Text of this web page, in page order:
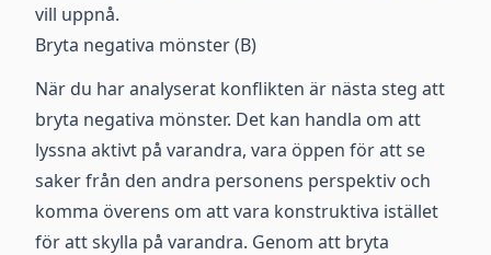
vill uppnå.
Bryta negativa mönster (B)
När du har analyserat konflikten är nästa steg att
bryta negativa mönster. Det kan handla om att
lyssna aktivt på varandra, vara öppen för att se
saker från den andra personens perspektiv och
komma överens om att vara konstruktiva istället
för att skylla på varandra. Genom att bryta